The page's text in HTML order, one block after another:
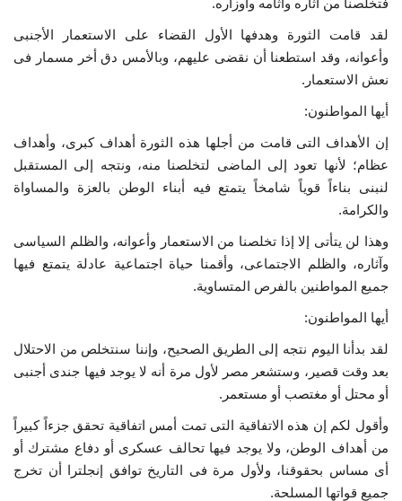
الرواد
فرص
وثائق
الفيديوهات
الرعاة
الشركاء
Gallery
لغة
English
Swahili
español
French
Arabic
لقد قامت الثورة وهدفها الأول القضاء على الاستعمار الأجنبى
وأعوانه، وقد استطعنا أن نقضى عليهم، وبالأمس دق أخر مسمار فى
نعش الاستعمار.
أيها المواطنون:
إن الأهداف التى قامت من أجلها هذه الثورة أهداف كبرى، وأهداف
عظام؛ لأنها تعود إلى الماضى لتخلصنا منه، ونتجه إلى المستقبل
لنبنى بناءاً قوياً شامخاً يتمتع فيه أبناء الوطن بالعزة والمساواة
والكرامة.
وهذا لن يتأتى إلا إذا تخلصنا من الاستعمار وأعوانه، والظلم السياسى
وآثاره، والظلم الاجتماعى، وأقمنا حياة اجتماعية عادلة يتمتع فيها
جميع المواطنين بالفرص المتساوية.
أيها المواطنون:
لقد بدأنا اليوم نتجه إلى الطريق الصحيح، وإننا سنتخلص من الاحتلال
بعد وقت قصير، وستشعر مصر لأول مرة أنه لا يوجد فيها جندى أجنبى
أو محتل أو مغتصب أو مستعمر.
وأقول لكم إن هذه الاتفاقية التى تمت أمس اتفاقية تحقق جزءاً كبيراً
من أهداف الوطن، ولا يوجد فيها تحالف عسكرى أو دفاع مشترك أو
أى مساس بحقوقنا، ولأول مرة فى التاريخ توافق إنجلترا أن تخرج
جميع قواتها المسلحة.